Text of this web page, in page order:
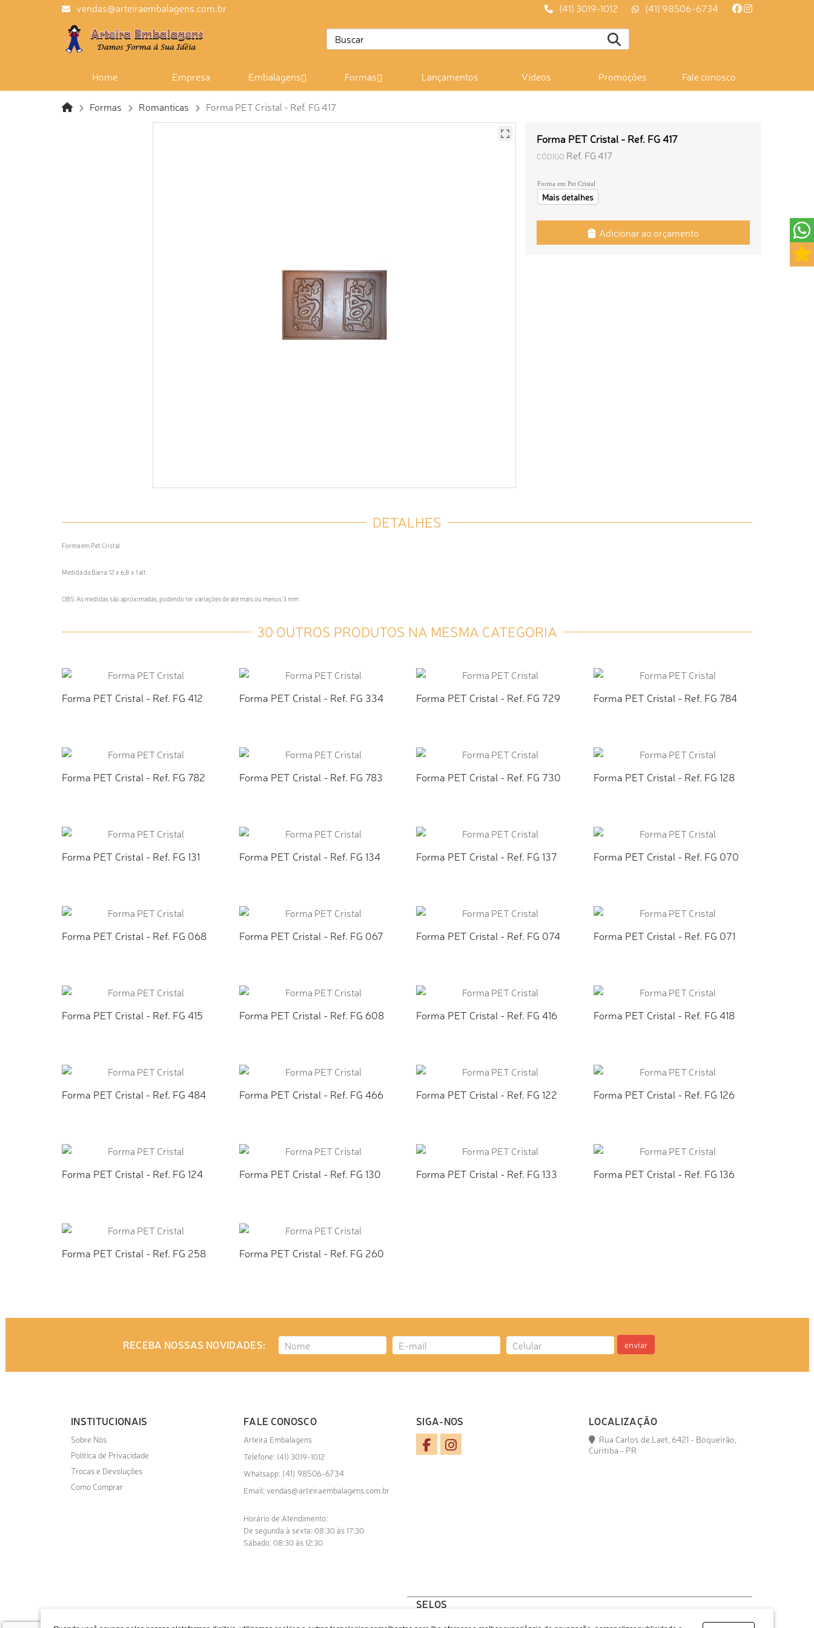
vendas@arteiraembalagens.com.br (41) 3019-1012 (41) 98506-6734
Home Empresa Embalagens Formas Lançamentos Vídeos Promoções Fale conosco
Formas Romanticas Forma PET Cristal - Ref. FG 417
Forma PET Cristal - Ref. FG 417
CÓDIGO Ref. FG 417
Forma em Pet Cristal
Mais detalhes
Adicionar ao orçamento
DETALHES
Forma em Pet Cristal
Medida da Barra: 12 x 6,8 x 1 alt.
OBS: As medidas são aproximadas, podendo ter variações de até mais ou menos 3 mm
30 OUTROS PRODUTOS NA MESMA CATEGORIA
Forma PET Cristal - Ref. FG 412 Forma PET Cristal - Ref. FG 334 Forma PET Cristal - Ref. FG 729 Forma PET Cristal - Ref. FG 784
Forma PET Cristal - Ref. FG 782 Forma PET Cristal - Ref. FG 783 Forma PET Cristal - Ref. FG 730 Forma PET Cristal - Ref. FG 128
Forma PET Cristal - Ref. FG 131 Forma PET Cristal - Ref. FG 134 Forma PET Cristal - Ref. FG 137 Forma PET Cristal - Ref. FG 070
Forma PET Cristal - Ref. FG 068 Forma PET Cristal - Ref. FG 067 Forma PET Cristal - Ref. FG 074 Forma PET Cristal - Ref. FG 071
Forma PET Cristal - Ref. FG 415 Forma PET Cristal - Ref. FG 608 Forma PET Cristal - Ref. FG 416 Forma PET Cristal - Ref. FG 418
Forma PET Cristal - Ref. FG 484 Forma PET Cristal - Ref. FG 466 Forma PET Cristal - Ref. FG 122 Forma PET Cristal - Ref. FG 126
Forma PET Cristal - Ref. FG 124 Forma PET Cristal - Ref. FG 130 Forma PET Cristal - Ref. FG 133 Forma PET Cristal - Ref. FG 136
Forma PET Cristal - Ref. FG 258 Forma PET Cristal - Ref. FG 260
RECEBA NOSSAS NOVIDADES: enviar
INSTITUCIONAIS
Sobre Nós
Política de Privacidade
Trocas e Devoluções
Como Comprar
FALE CONOSCO
Arteira Embalagens
Telefone: (41) 3019-1012
Whatsapp: (41) 98506-6734
Email: vendas@arteiraembalagens.com.br
Horário de Atendimento:
De segunda à sexta: 08:30 às 17:30
Sábado: 08:30 às 12:30
SIGA-NOS LOCALIZAÇÃO
Rua Carlos de Laet, 6421 - Boqueirão,
Curitiba - PR
SELOS